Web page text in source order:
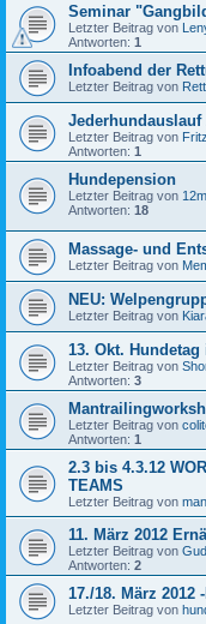
Seminar
Letzter Beitrag von
Antworten: 1
Infoabend der
Letzter Beitrag von
Jederhundauslauf
Letzter Beitrag von Fritz
Antworten: 1
Hundepension
Letzter Beitrag von
Antworten: 18
Massage- und
Letzter Beitrag von
NEU:
Letzter Beitrag von
13. Okt.
Letzter Beitrag von
Antworten: 3
Letzter Beitrag von
Antworten: 1
2.3 bis 4.3.12
TEAMS
Letzter Beitrag von
11. März 2012
Letzter Beitrag von
Antworten: 2
17./18. März
Letzter Beitrag von